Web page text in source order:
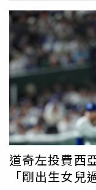
願意嫁給我嗎？」
陳晨威是思考很久
時也看得出啾啾有
淚盈眶。最後黃文
家的期待向前走了
太太」稱呼好友
湧入一片球迷和粉
「祝福中職CP繼續
身兼中華職業棒球
言祝賀，「恭喜才子佳人」。 在
從 Instagram 分享
道奇左投費西
「剛出生女兒